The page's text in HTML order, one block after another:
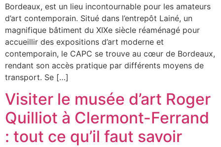
Bordeaux, est un lieu incontournable pour les amateurs
d’art contemporain. Situé dans l’entrepôt Lainé, un
magnifique bâtiment du XIXe siècle réaménagé pour
accueillir des expositions d’art moderne et
contemporain, le CAPC se trouve au cœur de Bordeaux,
rendant son accès pratique par différents moyens de
transport. Se […]
Visiter le musée d’art Roger
Quilliot à Clermont-Ferrand
: tout ce qu’il faut savoir